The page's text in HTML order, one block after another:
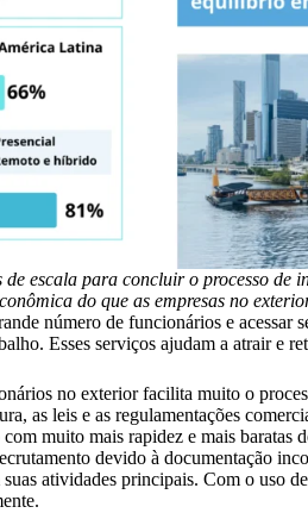
escala para concluir o processo de
do que as empresas no
número de funcionários e acessar
Esses serviços ajudam a atrair e
no exterior facilita muito o
as leis e as regulamentações
muito mais rapidez e mais baratas
devido à documentação
atividades principais. Com o uso